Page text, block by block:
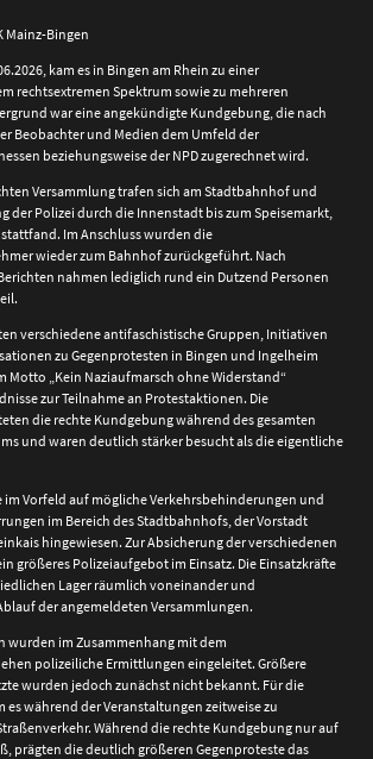
Mainz-Bingen
kam es in Bingen am Rhein zu einer
rechtsextremen Spektrum sowie zu mehreren
war eine angekündigte Kundgebung, die nach
Beobachter und Medien dem Umfeld der
beziehungsweise der NPD zugerechnet wird.
Versammlung trafen sich am Stadtbahnhof und
der Polizei durch die Innenstadt bis zum Speisemarkt,
Im Anschluss wurden die
wieder zum Bahnhof zurückgeführt. Nach
nahmen lediglich rund ein Dutzend Personen
verschiedene antifaschistische Gruppen, Initiativen
zu Gegenprotesten in Bingen und Ingelheim
Motto „Kein Naziaufmarsch ohne Widerstand“
zur Teilnahme an Protestaktionen. Die
die rechte Kundgebung während des gesamten
und waren deutlich stärker besucht als die eigentliche
im Vorfeld auf mögliche Verkehrsbehinderungen und
im Bereich des Stadtbahnhofs, der Vorstadt
hingewiesen. Zur Absicherung der verschiedenen
größeres Polizeiaufgebot im Einsatz. Die Einsatzkräfte
Lager räumlich voneinander und
der angemeldeten Versammlungen.
wurden im Zusammenhang mit dem
polizeiliche Ermittlungen eingeleitet. Größere
wurden jedoch zunächst nicht bekannt. Für die
es während der Veranstaltungen zeitweise zu
Während die rechte Kundgebung nur auf
prägten die deutlich größeren Gegenproteste das